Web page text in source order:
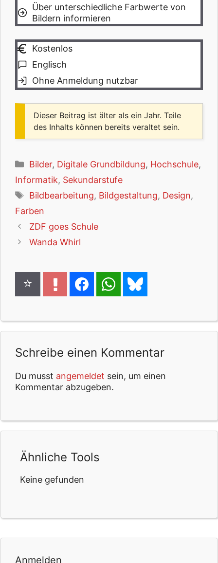
Über unterschiedliche Farbwerte von
Bildern informieren
Kostenlos
Englisch
Ohne Anmeldung nutzbar
Dieser Beitrag ist älter als ein Jahr. Teile
des Inhalts können bereits veraltet sein.
Kategorien
Bilder, Digitale Grundbildung, Hochschule,
Informatik, Sekundarstufe
Schlagwörter
Bildbearbeitung, Bildgestaltung, Design,
Farben
ZDF goes Schule
Wanda Whirl
Schreibe einen Kommentar
Du musst angemeldet sein, um einen
Kommentar abzugeben.
Ähnliche Tools
Keine gefunden
Anmelden